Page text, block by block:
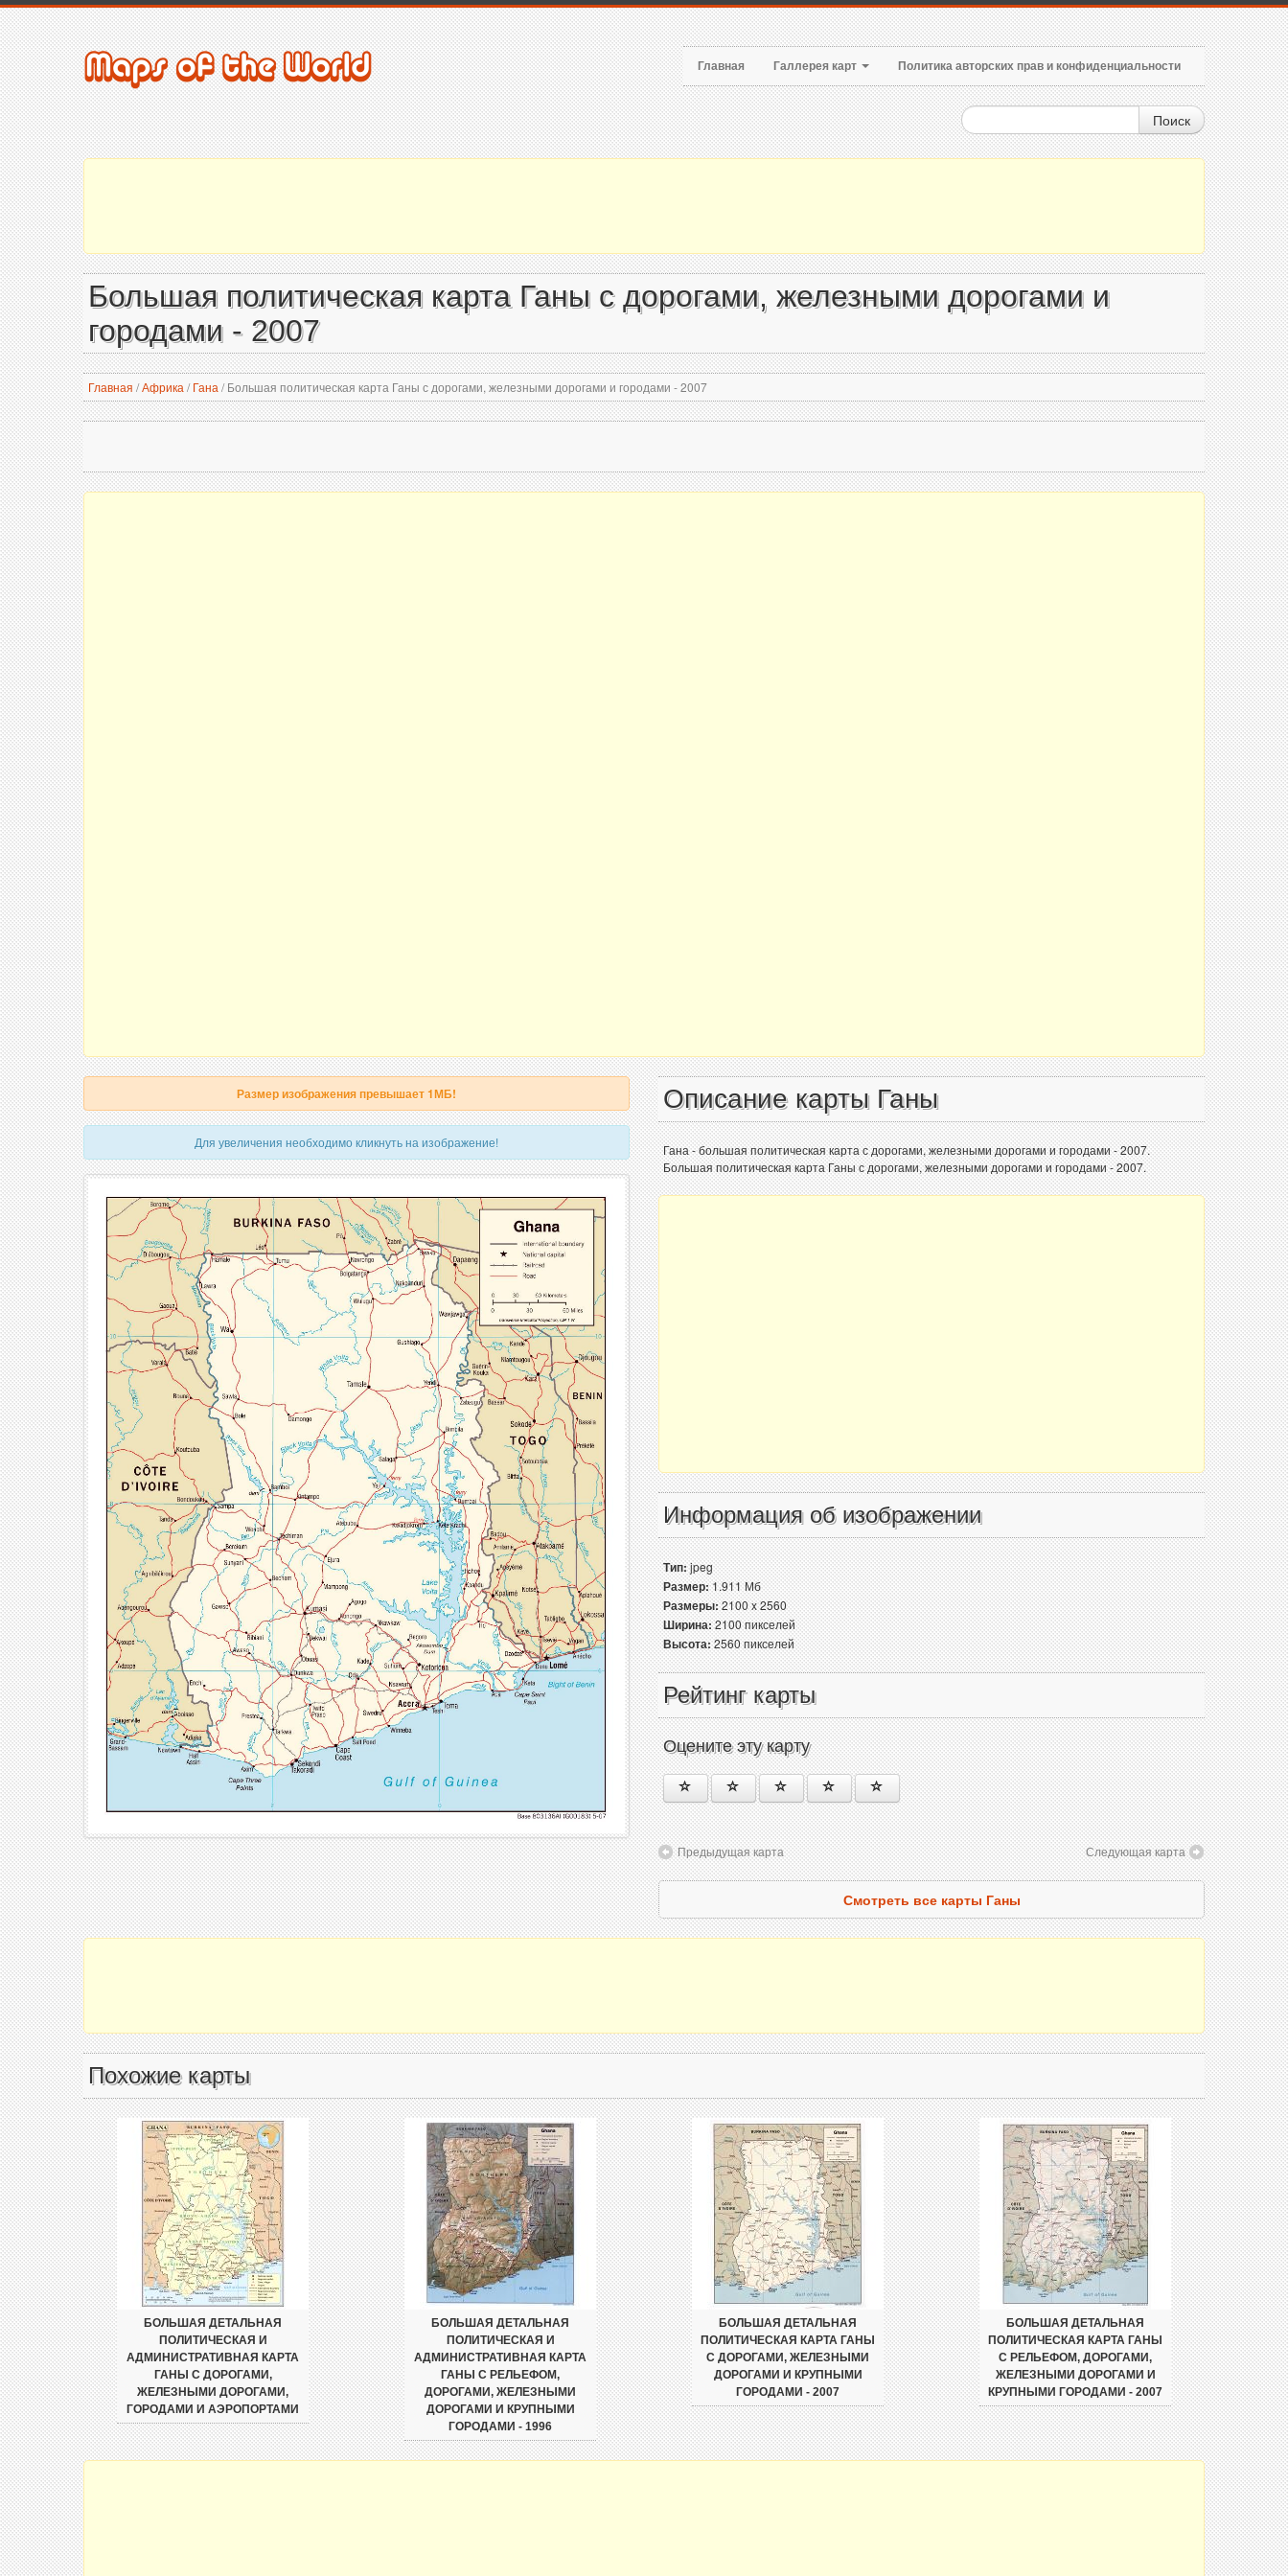
Главная Галлерея карт Политика авторских прав и конфиденциальности
Поиск
Большая политическая карта Ганы с дорогами, железными дорогами и
городами - 2007
Главная /Африка / Гана /Большая политическая карта Ганы с дорогами, железными дорогами и городами - 2007
Размер изображения превышает 1МБ!
Для увеличения необходимо кликнуть на изображение!
Описание карты Ганы
Гана - большая политическая карта с дорогами, железными дорогами и городами - 2007.
Большая политическая карта Ганы с дорогами, железными дорогами и городами - 2007.
Информация об изображении
Тип:jpeg
Размер:1.911 Мб
Размеры:2100 x 2560
Ширина:2100 пикселей
Высота:2560 пикселей
Рейтинг карты
Оцените эту карту
Предыдущая карта Следующая карта
Смотреть все карты Ганы
Похожие карты
БОЛЬШАЯ ДЕТАЛЬНАЯ
ПОЛИТИЧЕСКАЯ И
АДМИНИСТРАТИВНАЯ КАРТА
ГАНЫ С ДОРОГАМИ,
ЖЕЛЕЗНЫМИ ДОРОГАМИ,
ГОРОДАМИ И АЭРОПОРТАМИ
БОЛЬШАЯ ДЕТАЛЬНАЯ
ПОЛИТИЧЕСКАЯ И
АДМИНИСТРАТИВНАЯ КАРТА
ГАНЫ С РЕЛЬЕФОМ,
ДОРОГАМИ, ЖЕЛЕЗНЫМИ
ДОРОГАМИ И КРУПНЫМИ
ГОРОДАМИ - 1996
БОЛЬШАЯ ДЕТАЛЬНАЯ
ПОЛИТИЧЕСКАЯ КАРТА ГАНЫ
С ДОРОГАМИ, ЖЕЛЕЗНЫМИ
ДОРОГАМИ И КРУПНЫМИ
ГОРОДАМИ - 2007
БОЛЬШАЯ ДЕТАЛЬНАЯ
ПОЛИТИЧЕСКАЯ КАРТА ГАНЫ
С РЕЛЬЕФОМ, ДОРОГАМИ,
ЖЕЛЕЗНЫМИ ДОРОГАМИ И
КРУПНЫМИ ГОРОДАМИ - 2007